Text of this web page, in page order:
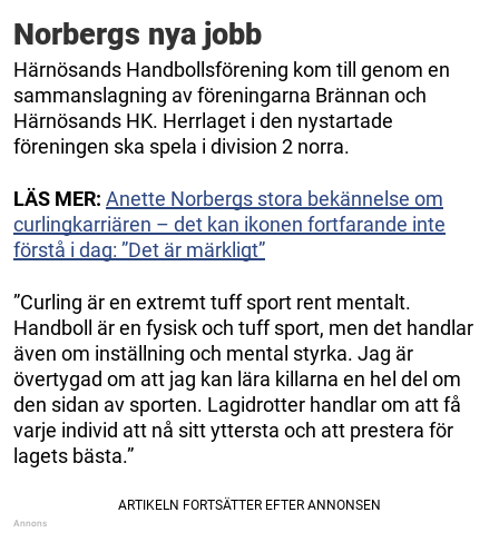
Norbergs nya jobb
Härnösands Handbollsförening kom till genom en
sammanslagning av föreningarna Brännan och
Härnösands HK. Herrlaget i den nystartade
föreningen ska spela i division 2 norra.
LÄS MER: Anette Norbergs stora bekännelse om
curlingkarriären – det kan ikonen fortfarande inte
förstå i dag: ”Det är märkligt”
”Curling är en extremt tuff sport rent mentalt.
Handboll är en fysisk och tuff sport, men det handlar
även om inställning och mental styrka. Jag är
övertygad om att jag kan lära killarna en hel del om
den sidan av sporten. Lagidrotter handlar om att få
varje individ att nå sitt yttersta och att prestera för
lagets bästa.”